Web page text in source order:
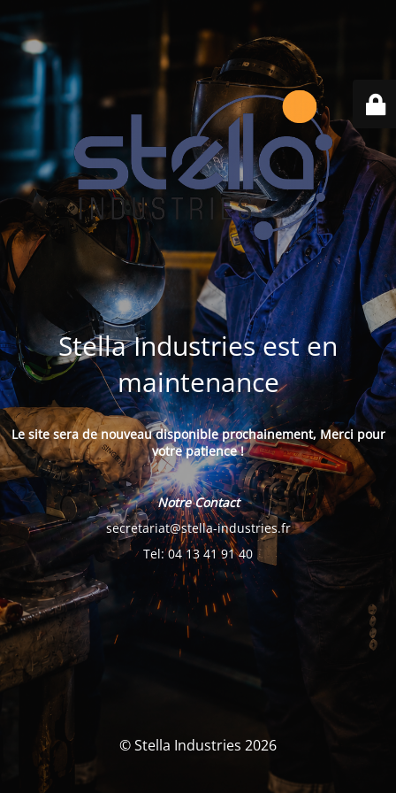
Stella Industries est en
maintenance
Le site sera de nouveau disponible prochainement, Merci pour
votre patience !
Notre Contact
secretariat@stella-industries.fr
Tel: 04 13 41 91 40
© Stella Industries 2026